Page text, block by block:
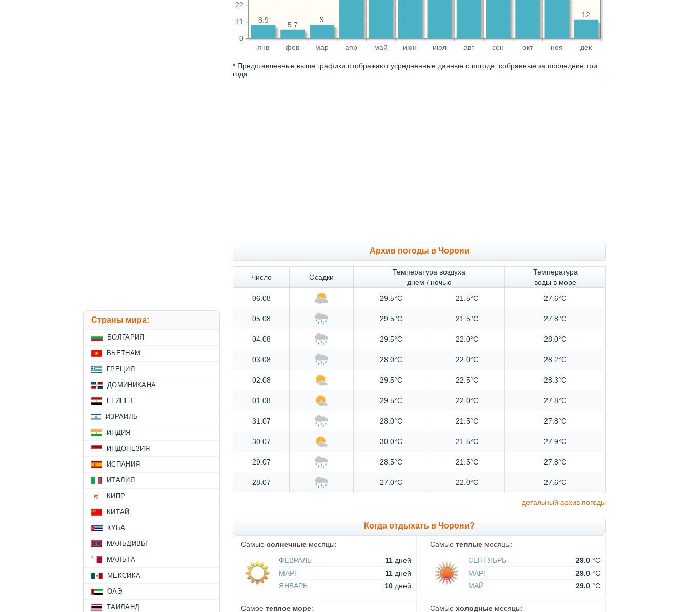
янв фев мар апр май июн июл авг сен окт ноя дек
0
11
22
12
9
5.7
8.9
* Представленные выше графики отображают усредненные данные о погоде, собранные за последние три
года.
Архив погоды в Чорони
Число Осадки
Температура воздуха
днем / ночью
Температура
воды в море
06.08
29.5°C 21.5°C 27.6°C
05.08 29.5°C 21.5°C 27.8°C
04.08 29.5°C 22.0°C 28.0°C
03.08 28.0°C 22.0°C 28.2°C
02.08 29.5°C 22.5°C 28.3°C
01.08 29.5°C 22.0°C 27.8°C
31.07 28.0°C 21.5°C 27.8°C
30.07 30.0°C 21.5°C 27.9°C
29.07 28.5°C 21.5°C 27.8°C
28.07 27.0°C 22.0°C 27.6°C
детальный архив погоды
Когда отдыхать в Чорони?
Самые солнечные месяцы:
ФЕВРАЛЬ
11 дней
МАРТ
11 дней
ЯНВАРЬ
10 дней
Самые теплые месяцы:
СЕНТЯБРЬ
29.0 °C
МАРТ
29.0 °C
МАЙ
29.0 °C
Самое теплое море: Самые холодные месяцы:
Страны мира:
БОЛГАРИЯ
ВЬЕТНАМ
ГРЕЦИЯ
ДОМИНИКАНА
ЕГИПЕТ
ИЗРАИЛЬ
ИНДИЯ
ИНДОНЕЗИЯ
ИСПАНИЯ
ИТАЛИЯ
КИПР
КИТАЙ
КУБА
МАЛЬДИВЫ
МАЛЬТА
МЕКСИКА
ОАЭ
ТАИЛАНД